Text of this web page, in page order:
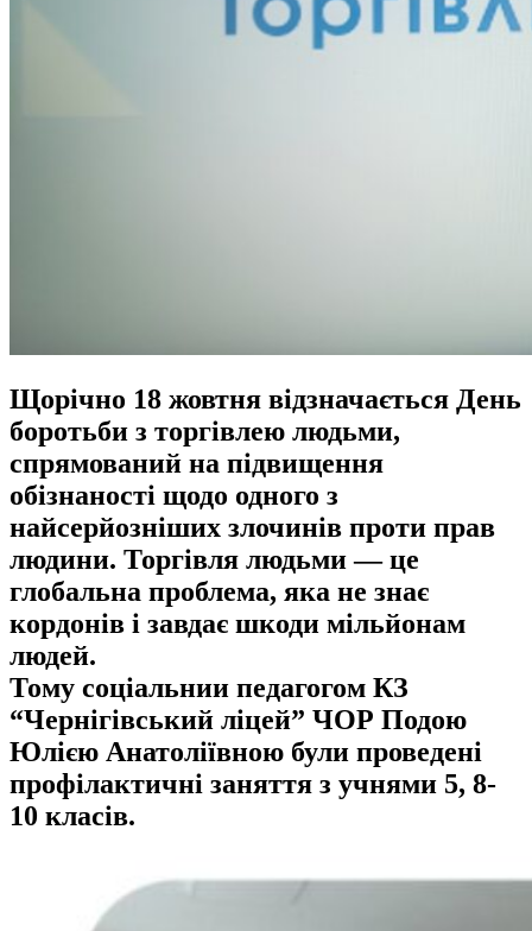
Щорічно 18 жовтня відзначається День
боротьби з торгівлею людьми,
спрямований на підвищення
обізнаності щодо одного з
найсерйозніших злочинів проти прав
людини. Торгівля людьми — це
глобальна проблема, яка не знає
кордонів і завдає шкоди мільйонам
людей.
Тому соціальнии педагогом КЗ
“Чернігівський ліцей” ЧОР Подою
Юлією Анатоліївною були проведені
профілактичні заняття з учнями 5, 8-
10 класів.